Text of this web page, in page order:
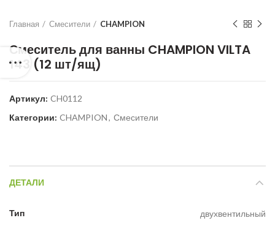
Главная Смесители CHAMPION
Смеситель для ванны CHAMPION VILTA
143 (12 шт/ящ)
Артикул: CH0112
Категории: CHAMPION, Смесители
ДЕТАЛИ
Тип двухвентильный